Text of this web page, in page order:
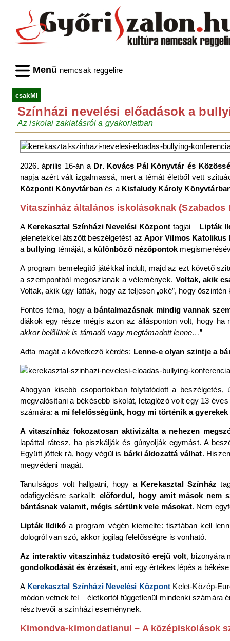
Menü nemcsak reggelire
csakMI
Színházi nevelési előadások a
Az iskolai zaklatásról a gyakorlatban
2026. április 16-án a Dr. Kovács Pál Könyvtár és
napja azért vált izgalmassá, mert a témát életből vett
Központi Könyvtárban és a Kisfaludy Károly
Vitaszínház általános iskolásoknak (Szabados
A Kerekasztal Színházi Nevelési Központ tagjai – Lipták
jelenetekkel átszőtt beszélgetést azApor Vilmos Katolikus
a bullying témáját, a különböző nézőpontok
A program bemelegítő játékkal indult, majd az ezt követő
a szempontból megoszlanak a vélemények.Voltak, akik
Voltak, akik úgy látták, hogy az teljesen „oké”, hogy
Fontos téma, hogy a bántalmazásnak mindig vannak
diákok egy része mégis azon az állásponton volt, hogy
akkor belőlünk is támadó vagy megtámadott lenne…”
Adta magát a következő kérdés: Lenne-e olyan szintje a
Ahogyan kisebb csoportokban folytatódott a
megvalósítani a békésebb iskolát, letaglózó volt egy 13
számára: a mi felelősségünk, hogy mi történik a
A vitaszínház fokozatosan aktivizálta a nehezen
lapáttal rátesz, ha piszkálják és gúnyolják egymást. A
Együtt jöttek rá, hogy végül is bárki áldozattá válhat.
megvédeni magát.
Tanulságos volt hallgatni, hogy a Kerekasztal Színház
odafigyelésre sarkallt: előfordul, hogy amit mások nem
bántásnak valamit, mégis sértünk vele másokat. Nem
Lipták Ildikóa program végén kiemelte: tisztában kell
dologról van szó, akkor jogilag felelősségre is vonható.
Az interaktív vitaszínház tudatosító erejű volt, bizonyára
gondolkodását és érzéseit, ami egy értékes lépés a
A Kerekasztal Színházi Nevelési Központ Kelet-Közép-
módon vetnek fel – életkortól függetlenül mindenki
résztvevői a színházi eseménynek.
Kimondva-kimondatlanul – A középiskolások